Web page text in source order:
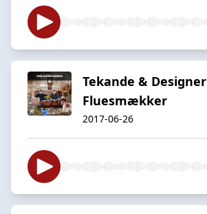
Tekande & Designer
Fluesmækker
2017-06-26